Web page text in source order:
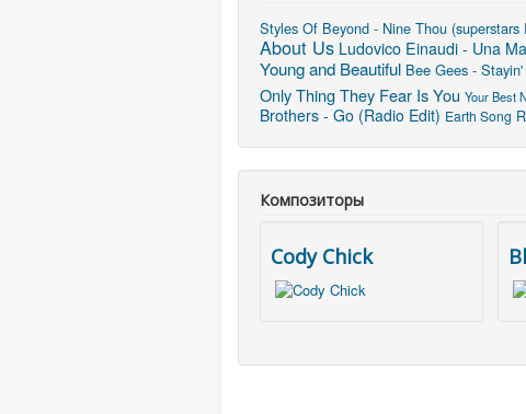
Styles Of Beyond - Nine Thou (superstars
About Us Ludovico Einaudi - Una
Young and Beautiful Bee Gees -
Only Thing They Fear Is You Your Best
Brothers - Go (Radio Edit) Earth Song
Композиторы
Cody Chick